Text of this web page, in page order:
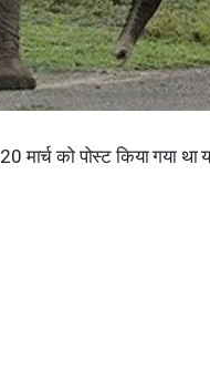
20 मार्च को पोस्ट किया गया था